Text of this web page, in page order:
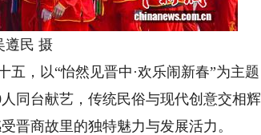
民 摄
，以“怡然见晋中·欢乐闹新春”为主题
同台献艺，传统民俗与现代创意交相辉
晋商故里的独特魅力与发展活力。